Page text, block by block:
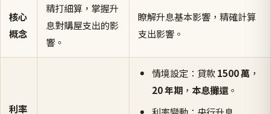
核心
概念
精打細算，掌握升
息對購屋支出的影
響。
瞭解升息基本影響，精確計算
支出影響。
利率
情境設定：貸款1500 萬 ，
20 年期， 本息攤還。